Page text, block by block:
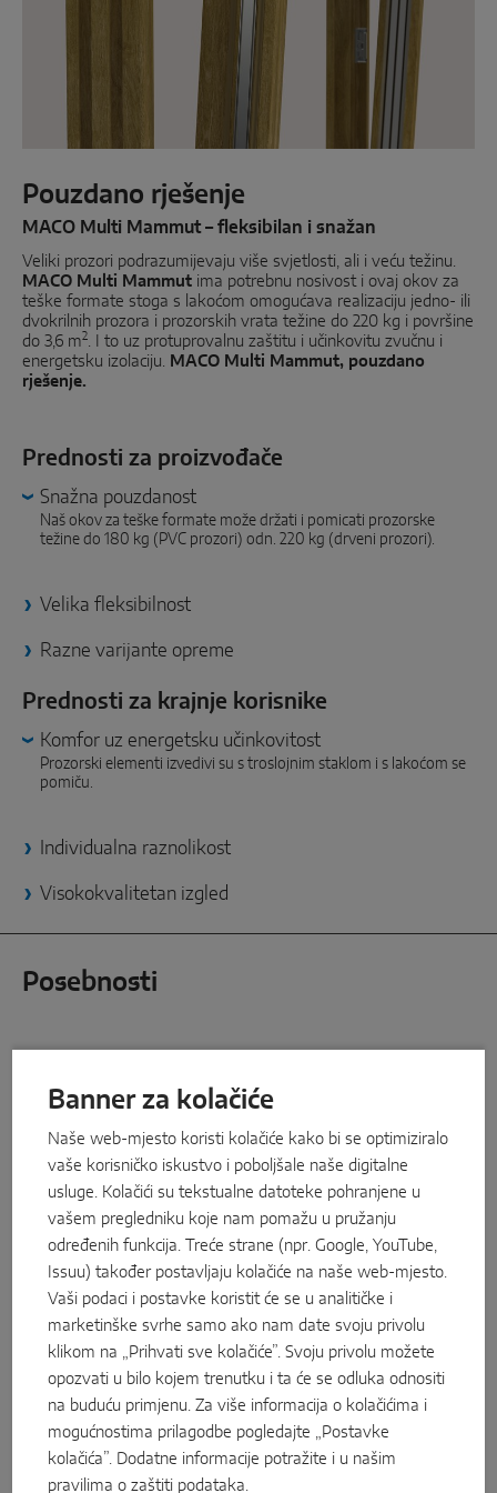
RJEŠENJA ZA VRATA
Instinct by MACO
MACO Protect M-TS
MACO Protect A-TS
S pogonom putem kvake
S cilindrom
PAMETNA RJEŠENJA ZA SENZORE
Digitalni servis
Normiranje
Pouzdano rješenje
MACO Multi Mammut – fleksibilan i snažan
Veliki prozori podrazumijevaju više svjetlosti, ali i veću težinu.
MACO Multi Mammut ima potrebnu nosivost i ovaj okov za
teške formate stoga s lakoćom omogućava realizaciju jedno- ili
dvokrilnih prozora i prozorskih vrata težine do 220 kg i površine
do 3,6 m2. I to uz protuprovalnu zaštitu i učinkovitu zvučnu i
energetsku izolaciju. MACO Multi Mammut, pouzdano
rješenje.
Prednosti za proizvođače
Snažna pouzdanost
Naš okov za teške formate može držati i pomicati prozorske
težine do 180 kg (PVC prozori) odn. 220 kg (drveni prozori).
Velika fleksibilnost
Razne varijante opreme
Prednosti za krajnje korisnike
Komfor uz energetsku učinkovitost
Prozorski elementi izvedivi su s troslojnim staklom i s lakoćom se
pomiču.
Individualna raznolikost
Visokokvalitetan izgled
Posebnosti
Velika raznolikost prozora
Standardni prozori ili poseban format s jednim
krilom ili dva krila? Od PVC-a ili drva? Ugradnja
na desnu ili lijevu stranu? Kod prozorskih vrata
od PVC-a i mogućnost pragova u ravnini s
Banner za kolačiće
Naše web-mjesto koristi kolačiće kako bi se optimiziralo
vaše korisničko iskustvo i poboljšale naše digitalne
usluge. Kolačići su tekstualne datoteke pohranjene u
vašem pregledniku koje nam pomažu u pružanju
određenih funkcija. Treće strane (npr. Google, YouTube,
Issuu) također postavljaju kolačiće na naše web-mjesto.
Vaši podaci i postavke koristit će se u analitičke i
marketinške svrhe samo ako nam date svoju privolu
klikom na „Prihvati sve kolačiće”. Svoju privolu možete
opozvati u bilo kojem trenutku i ta će se odluka odnositi
na buduću primjenu. Za više informacija o kolačićima i
mogućnostima prilagodbe pogledajte „Postavke
kolačića”. Dodatne informacije potražite i u našim
pravilima o zaštiti podataka